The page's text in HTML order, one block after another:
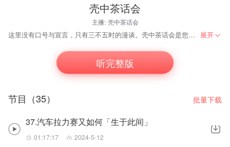
壳中茶话会
主播: 壳中茶话会
这里没有口号与宣言，只有三不五时的漫谈。壳中茶话会是您的通勤伴侣和摸鱼战友。 「生于此间」：分享人生奇事与感悟的栏目。 「闲话杂谈」：讨论各类文艺作品的栏目。 「须臾互文」：让不同时刻发生对话的栏目。 展开
听完整版
节目（35） 批量下载
37.汽车拉力赛又如何「生于此间」
01:17:17 2024-5-12